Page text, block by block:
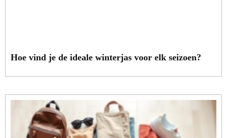
Hoe vind je de ideale winterjas voor elk seizoen?